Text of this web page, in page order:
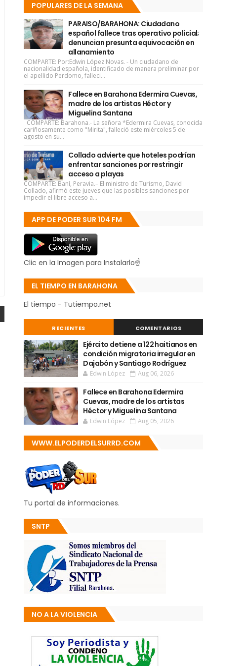
POPULARES DE LA SEMANA
PARAISO/BARAHONA: Ciudadano
español fallece tras operativo policial;
denuncian presunta equivocación en
allanamiento
COMPARTE: Por:Edwin López Novas. - Un ciudadano de
nacionalidad española, identificado de manera preliminar por
el apellido Perdomo, falleci...
Fallece en Barahona Edermira Cuevas,
madre de los artistas Héctor y
Miguelina Santana
COMPARTE: Barahona.- La señora *Edermira Cuevas, conocida
cariñosamente como "Mirita", falleció este miércoles 5 de
agosto en su...
Collado advierte que hoteles podrían
enfrentar sanciones por restringir
acceso a playas
COMPARTE: Baní, Peravia.– El ministro de Turismo, David
Collado, afirmó este jueves que las posibles sanciones por
impedir el libre acceso a...
APP DE PODER SUR 104 FM
Clic en la Imagen para Instalarlo☝
EL TIEMPO EN BARAHONA
El tiempo - Tutiempo.net
RECIENTES COMENTARIOS
Ejército detiene a 122 haitianos en
condición migratoria irregular en
Dajabón y Santiago Rodríguez
Edwin López Aug 06, 2026
Fallece en Barahona Edermira
Cuevas, madre de los artistas
Héctor y Miguelina Santana
Edwin López Aug 05, 2026
WWW.ELPODERDELSURRD.COM
Tu portal de informaciones.
SNTP
NO A LA VIOLENCIA